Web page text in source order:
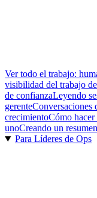
Ver todo el trabajo:
visibilidad del trabajo
de confianzaLeyendo
gerenteConversaciones
crecimientoCómo hacer
unoCreando un
Para Líderes de Ops